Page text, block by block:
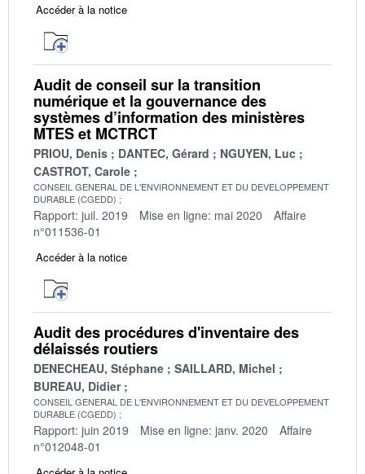
Accéder à la notice
Audit de conseil sur la transition
numérique et la gouvernance des
systèmes d’information des ministères
MTES et MCTRCT
PRIOU, Denis DANTEC, Gérard
NGUYEN, Luc
CASTROT, Carole
CONSEIL GENERAL DE L'ENVIRONNEMENT ET DU DEVELOPPEMENT
DURABLE (CGEDD)
Rapport: juil. 2019 Mise en ligne: mai 2020
Affaire
n°011536-01
Accéder à la notice
Audit des procédures d'inventaire des
délaissés routiers
DENECHEAU, Stéphane
SAILLARD, Michel
BUREAU, Didier
CONSEIL GENERAL DE L'ENVIRONNEMENT ET DU DEVELOPPEMENT
DURABLE (CGEDD)
Rapport: juin 2019 Mise en ligne: janv. 2020
Affaire
n°012048-01